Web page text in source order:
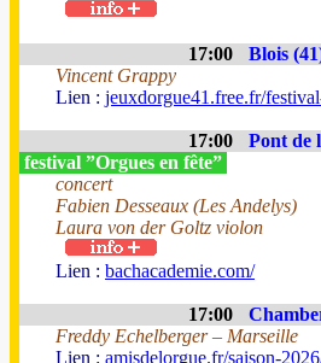
17:00 Blois
Vincent Grappy
Lien : jeuxdorgue41.free.fr/
17:00 Pont de
festival ”Orgues en fête”
concert
Fabien Desseaux (Les Andelys)
Laura von der Goltz violon
Lien : bachacademie.com/
17:00
Freddy Echelberger – Marseille
Lien : amisdelorgue.fr/saison-